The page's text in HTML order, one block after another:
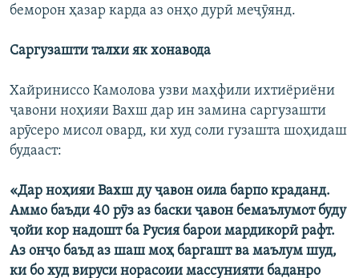
беморон ҳазар карда аз онҳо дурӣ меҷӯянд.
Саргузашти талхи як хонавода
Хайриниссо Камолова узви маҳфили ихтиёриёни
ҷавони ноҳияи Вахш дар ин замина саргузашти
арӯсеро мисол овард, ки худ соли гузашта шоҳидаш
будааст:
«Дар ноҳияи Вахш ду ҷавон оила барпо краданд.
Аммо баъди 40 рӯз аз баски ҷавон бемаълумот буду
ҷойи кор надошт ба Русия барои мардикорӣ рафт.
Аз онҷо баъд аз шаш моҳ баргашт ва маълум шуд,
ки бо худ вируси норасоии массунияти баданро